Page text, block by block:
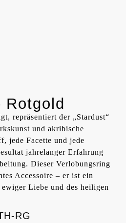
repräsentiert der „Stardust“
und akribische
jede Facette und jede
jahrelanger Erfahrung
Dieser Verlobungsring
Accessoire – er ist ein
Liebe und des heiligen
RG